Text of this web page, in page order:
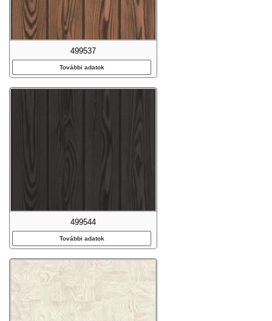
499537
További adatok
499544
További adatok